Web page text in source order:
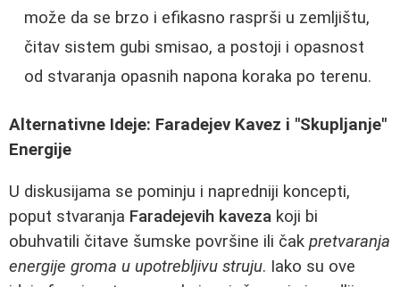
može da se brzo i efikasno rasprši u zemljištu,
čitav sistem gubi smisao, a postoji i opasnost
od stvaranja opasnih napona koraka po terenu.
Alternativne Ideje: Faradejev Kavez i "Skupljanje"
Energije
U diskusijama se pominju i napredniji koncepti,
poput stvaranja Faradejevih kaveza koji bi
obuhvatili čitave šumske površine ili čak pretvaranja
energije groma u upotrebljivu struju. Iako su ove